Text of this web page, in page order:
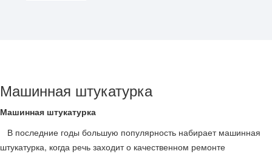
Машинная штукатурка
Машинная штукатурка
В последние годы большую популярность набирает машинная
штукатурка, когда речь заходит о качественном ремонте